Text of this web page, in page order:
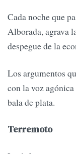
Cada noche que
Alborada, agrava
despegue de la
Los argumentos
con la voz
bala de plata.
Terremoto